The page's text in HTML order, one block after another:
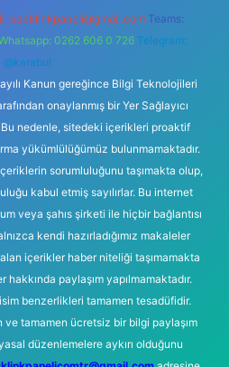
backlinkpaneli@gmail.com Teams:
0262 606 0 726 Telegram:
@karabul
Kanun gereğince Bilgi Teknolojileri
onaylanmış bir Yer Sağlayıcı
nedenle, sitedeki içerikleri proaktif
yükümlülüğümüz bulunmamaktadır.
sorumluluğunu taşımakta olup,
kabul etmiş sayılırlar. Bu internet
veya şahıs şirketi ile hiçbir bağlantısı
kendi hazırladığımız makaleler
içerikler haber niteliği taşımamakta
paylaşım yapılmamaktadır.
benzerlikleri tamamen tesadüfidir.
ve tamamen ücretsiz bir bilgi paylaşım
düzenlemelere aykırı olduğunu